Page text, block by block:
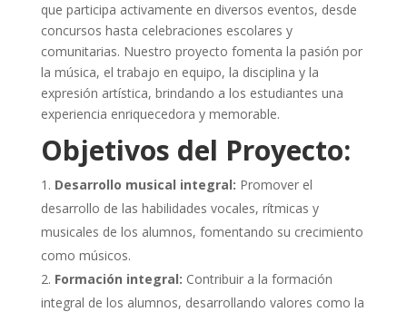
que participa activamente en diversos eventos, desde
concursos hasta celebraciones escolares y
comunitarias. Nuestro proyecto fomenta la pasión por
la música, el trabajo en equipo, la disciplina y la
expresión artística, brindando a los estudiantes una
experiencia enriquecedora y memorable.
Objetivos del Proyecto:
Desarrollo musical integral: Promover el
desarrollo de las habilidades vocales, rítmicas y
musicales de los alumnos, fomentando su crecimiento
como músicos.
Formación integral: Contribuir a la formación
integral de los alumnos, desarrollando valores como la